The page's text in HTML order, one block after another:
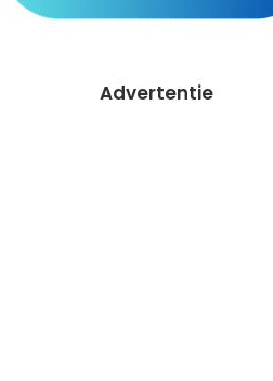
Advertentie